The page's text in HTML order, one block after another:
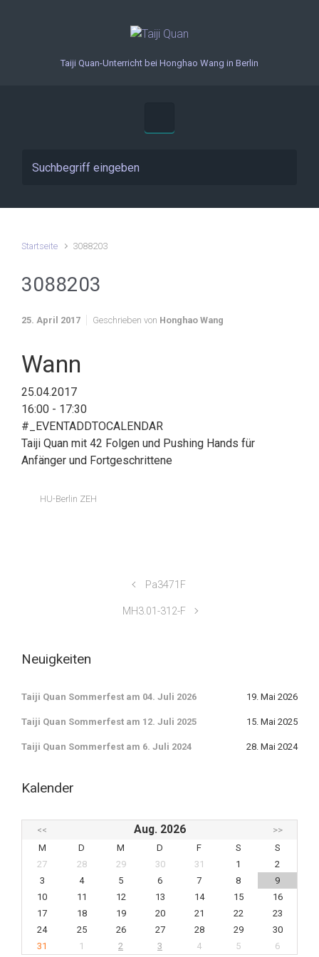
Taiji Quan-Unterricht bei Honghao Wang in Berlin
Startseite 3088203
3088203
25. April 2017 Geschrieben von Honghao Wang
Wann
25.04.2017
16:00 - 17:30
#_EVENTADDTOCALENDAR
Taiji Quan mit 42 Folgen und Pushing Hands für
Anfänger und Fortgeschrittene
HU-Berlin ZEH
Pa3471F
MH3.01-312-F
Neuigkeiten
Taiji Quan Sommerfest am 04. Juli 2026 19. Mai 2026
Taiji Quan Sommerfest am 12. Juli 2025 15. Mai 2025
Taiji Quan Sommerfest am 6. Juli 2024 28. Mai 2024
Kalender
<< Aug. 2026
>>
M
D M D F S
S
27
28 29 30 31 1
2
3
4 5 6 7 8
9
10
11 12 13 14 15
16
17
18 19 20 21 22
23
24
25 26 27 28 29
30
31
1 2 3 4 5
6